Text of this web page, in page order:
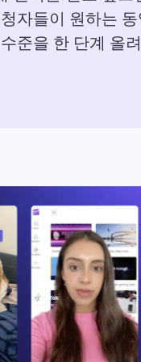
자들이 원하는
준을 한 단계 올